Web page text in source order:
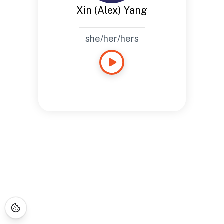
Xin (Alex) Yang
she/her/hers